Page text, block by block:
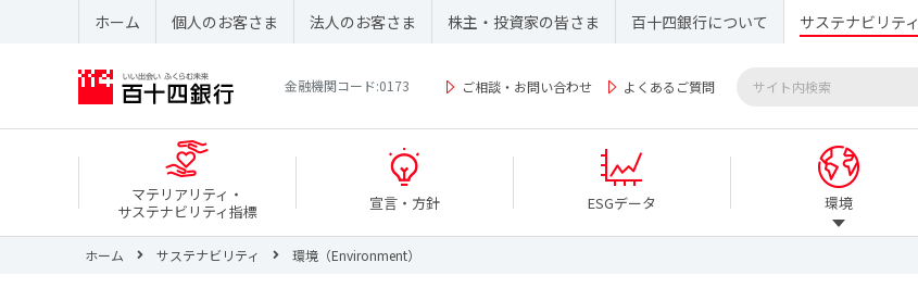
ホーム 個人のお客さま 法人のお客さま 株主・投資家の皆さま 百十四銀行について サステナビリティ
金融機関コード:0173 ご相談・お問い合わせ よくあるご質問
マテリアリティ・
サステナビリティ指標
宣言・方針 ESGデータ 環境
ホーム サステナビリティ 環境（Environment）